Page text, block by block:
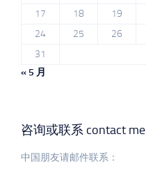
17
18 19
24
25 26
31
« 5 月
咨询或联系 contact me
中国朋友请邮件联系：